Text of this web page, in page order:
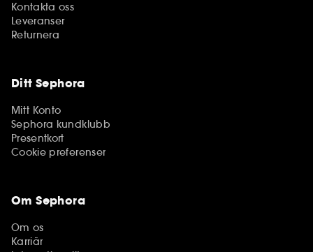
Kontakta oss
Leveranser
Returnera
Ditt Sephora
Mitt Konto
Sephora kundklubb
Presentkort
Cookie preferenser
Om Sephora
Om os
Karriär